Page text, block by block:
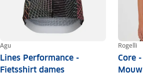
Agu
Lines Performance -
Fietsshirt dames
Rogelli
Core